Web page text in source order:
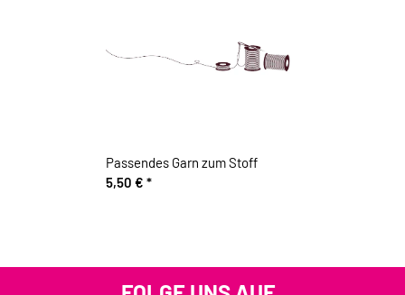
Passendes Garn zum Stoff
5,50 € *